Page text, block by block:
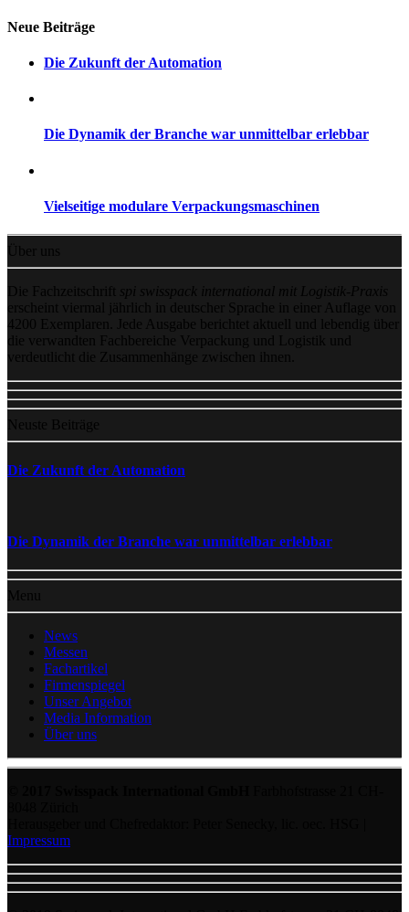
Neue Beiträge
Die Zukunft der Automation
Die Dynamik der Branche war unmittelbar erlebbar
Vielseitige modulare Verpackungsmaschinen
Über uns
Die Fachzeitschrift
spi swisspack international mit Logistik-Praxis
erscheint viermal jährlich in deutscher Sprache in einer Auflage von
4200 Exemplaren. Jede Ausgabe berichtet aktuell und lebendig über
die verwandten Fachbereiche Verpackung und Logistik und
verdeutlicht die Zusammenhänge zwischen ihnen.
Neuste Beiträge
Die Zukunft der Automation
Die Dynamik der Branche war unmittelbar erlebbar
Menu
News
Messen
Fachartikel
Firmenspiegel
Unser Angebot
Media Information
Über uns
Impressum